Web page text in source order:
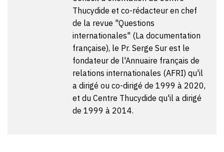
Thucydide et co-rédacteur en chef
de la revue "Questions
internationales" (La documentation
française), le Pr. Serge Sur est le
fondateur de l'Annuaire français de
relations internationales (AFRI) qu'il
a dirigé ou co-dirigé de 1999 à 2020,
et du Centre Thucydide qu'il a dirigé
de 1999 à 2014.